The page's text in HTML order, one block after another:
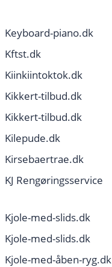
Keyboard-piano.dk
Kftst.dk
Kiinkiintoktok.dk
Kikkert-tilbud.dk
Kikkert-tilbud.dk
Kilepude.dk
Kirsebaertrae.dk
KJ Rengøringsservice
Kjole-med-slids.dk
Kjole-med-slids.dk
Kjole-med-åben-ryg.dk